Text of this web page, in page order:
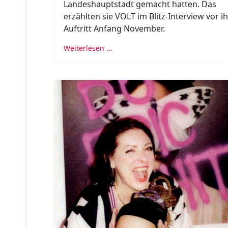
Landeshauptstadt gemacht hatten. Das
erzählten sie VOLT im Blitz-Interview vor
Auftritt Anfang November.
Weiterlesen …